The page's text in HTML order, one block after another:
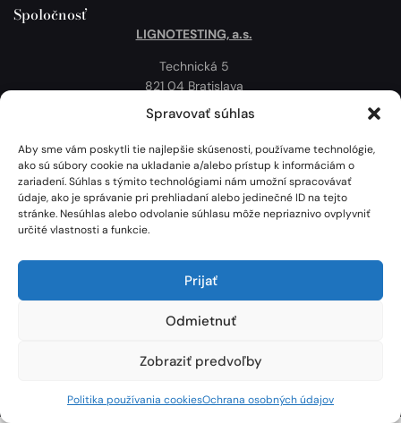
Spravovať súhlas
Aby sme vám poskytli tie najlepšie skúsenosti, používame technológie,
ako sú súbory cookie na ukladanie a/alebo prístup k informáciám o
zariadení. Súhlas s týmito technológiami nám umožní spracovávať
údaje, ako je správanie pri prehliadaní alebo jedinečné ID na tejto
stránke. Nesúhlas alebo odvolanie súhlasu môže nepriaznivo ovplyvniť
určité vlastnosti a funkcie.
Prijať
Odmietnuť
Zobraziť predvoľby
Politika používania cookiesOchrana osobných údajov
Spoločnosť
LIGNOTESTING, a.s.
Technická 5
821 04 Bratislava
Slovenská republika
Politika používania cookies
Mapa
Lignotesting, a. s. © 2024 | Všetky práva vyhradené. | Vytvoril: Marek Heinfarth.